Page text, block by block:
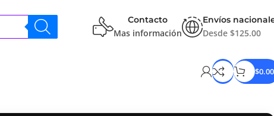
Contacto
Mas información
Envíos
Desde $125.00
$0.00